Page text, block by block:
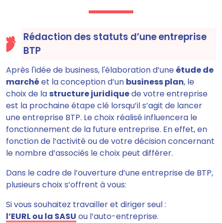
Rédaction des statuts d’une entreprise
BTP
Après l'idée de business, l'élaboration d’uneétude de
marchéet la conception d’un business plan, le
choix de la structure juridiquede votre entreprise
est la prochaine étape clé lorsqu’il s’agit de lancer
une entreprise BTP. Le choix réalisé influencera le
fonctionnement de la future entreprise. En effet, en
fonction de l’activité ou de votre décision concernant
le nombre d’associés le choix peut différer.
Dans le cadre de l’ouverture d’une entreprise de BTP,
plusieurs choix s’offrent à vous:
Si vous souhaitez travailler et diriger seul :
l’EURL ou la SASU ou l’auto-entreprise.